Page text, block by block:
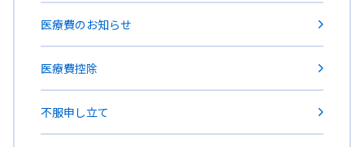
医療費のお知らせ
医療費控除
不服申し立て